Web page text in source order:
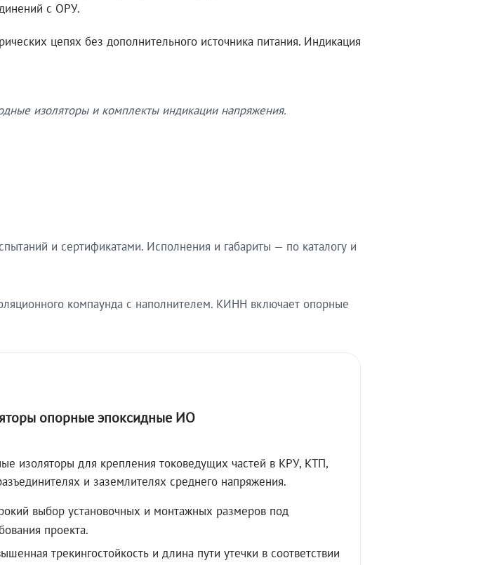
с ОРУ.
цепях без дополнительного источника питания. Индикация
изоляторы и комплекты индикации напряжения.
и сертификатами. Исполнения и габариты — по каталогу и
компаунда с наполнителем. КИНН включает опорные
опорные эпоксидные ИО
изоляторы для крепления токоведущих частей в КРУ, КТП,
и заземлителях среднего напряжения.
выбор установочных и монтажных размеров под
проекта.
трекингостойкость и длина пути утечки в соответствии